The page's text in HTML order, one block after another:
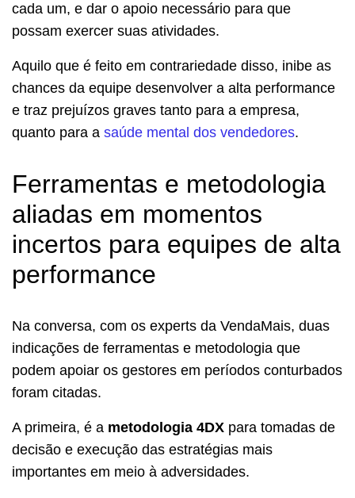
cada um, e dar o apoio necessário para que
possam exercer suas atividades.
Aquilo que é feito em contrariedade disso, inibe as
chances da equipe desenvolver a alta performance
e traz prejuízos graves tanto para a empresa,
quanto para a saúde mental dos vendedores.
Ferramentas e metodologia
aliadas em momentos
incertos para equipes de alta
performance
Na conversa, com os experts da VendaMais, duas
indicações de ferramentas e metodologia que
podem apoiar os gestores em períodos conturbados
foram citadas.
A primeira, é a metodologia 4DX para tomadas de
decisão e execução das estratégias mais
importantes em meio à adversidades.